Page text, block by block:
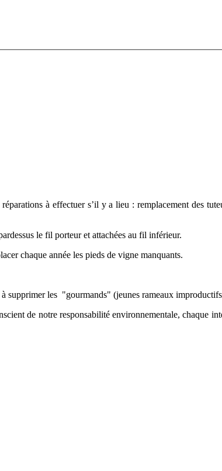
à effectuer s’il y a lieu : remplacement des
le fil porteur et attachées au fil inférieur.
chaque année les pieds de vigne manquants.
supprimer les "gourmands" (jeunes rameaux
de notre responsabilité environnementale, chaque